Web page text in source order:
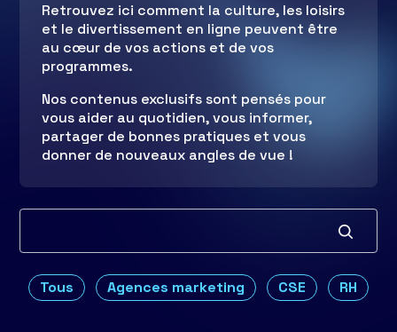
Retrouvez ici comment la culture, les loisirs
et le divertissement en ligne peuvent être
au cœur de vos actions et de vos
programmes.
Nos contenus exclusifs sont pensés pour
vous aider au quotidien, vous informer,
partager de bonnes pratiques et vous
donner de nouveaux angles de vue !
Tous Agences marketing CSE RH